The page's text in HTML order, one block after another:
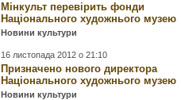
Мінкульт перевірить фонди
Національного художнього музею
Новини культури
16 листопада 2012 о 21:10
Призначено нового директора
Національного художнього музею
Новини культури